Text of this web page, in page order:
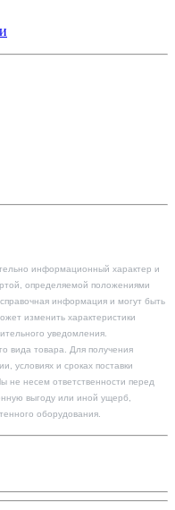
информационный характер и
определяемой положениями
информация и могут быть
изменить характеристики
уведомления.
вида товара. Для получения
условиях и сроках поставки
не несем ответственности перед
выгоду или иной ущерб,
оборудования.